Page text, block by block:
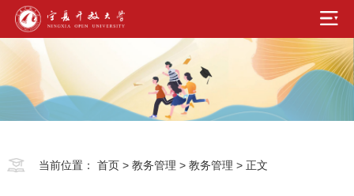
当前位置： 首页> 教务管理 > 教务管理 > 正文